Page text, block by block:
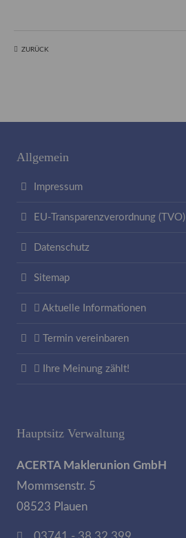
Facebook
ZURÜCK
Allgemein
Impressum
EU-Transparenzverordnung (TVO)
Datenschutz
Sitemap
Aktuelle Informationen
Termin vereinbaren
Ihre Meinung zählt!
Hauptsitz Verwaltung
ACERTA Maklerunion GmbH
Mommsenstr. 5
08523 Plauen